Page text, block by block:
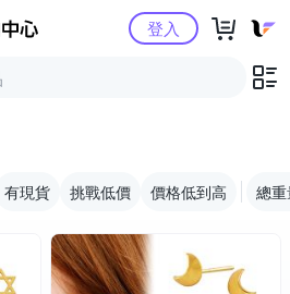
Yahoo購物中心登入
有現貨 挑戰低價 價格低到高 總